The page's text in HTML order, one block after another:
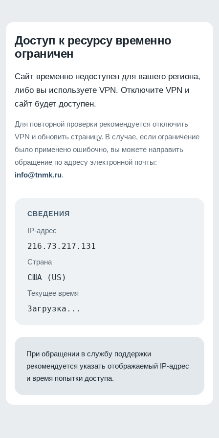
Доступ к ресурсу временно
ограничен
Сайт временно недоступен для вашего региона,
либо вы используете VPN. Отключите VPN и
сайт будет доступен.
Для повторной проверки рекомендуется отключить
VPN и обновить страницу. В случае, если ограничение
было применено ошибочно, вы можете направить
обращение по адресу электронной почты:
info@tnmk.ru.
СВЕДЕНИЯ
IP-адрес
216.73.217.131
Страна
США (US)
Текущее время
Загрузка...
При обращении в службу поддержки
рекомендуется указать отображаемый IP-адрес
и время попытки доступа.